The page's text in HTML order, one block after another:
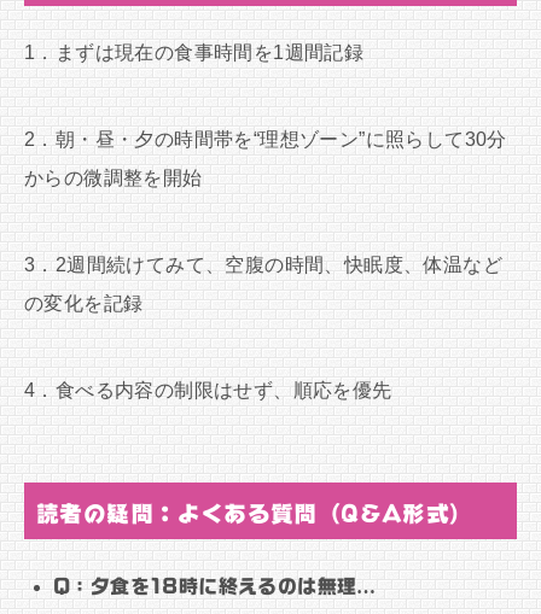
1．まずは現在の食事時間を1週間記録
2．朝・昼・夕の時間帯を“理想ゾーン”に照らして30分
からの微調整を開始
3．2週間続けてみて、空腹の時間、快眠度、体温など
の変化を記録
4．食べる内容の制限はせず、順応を優先
読者の疑問：よくある質問（Q&A形式）
Q：夕食を18時に終えるのは無理…